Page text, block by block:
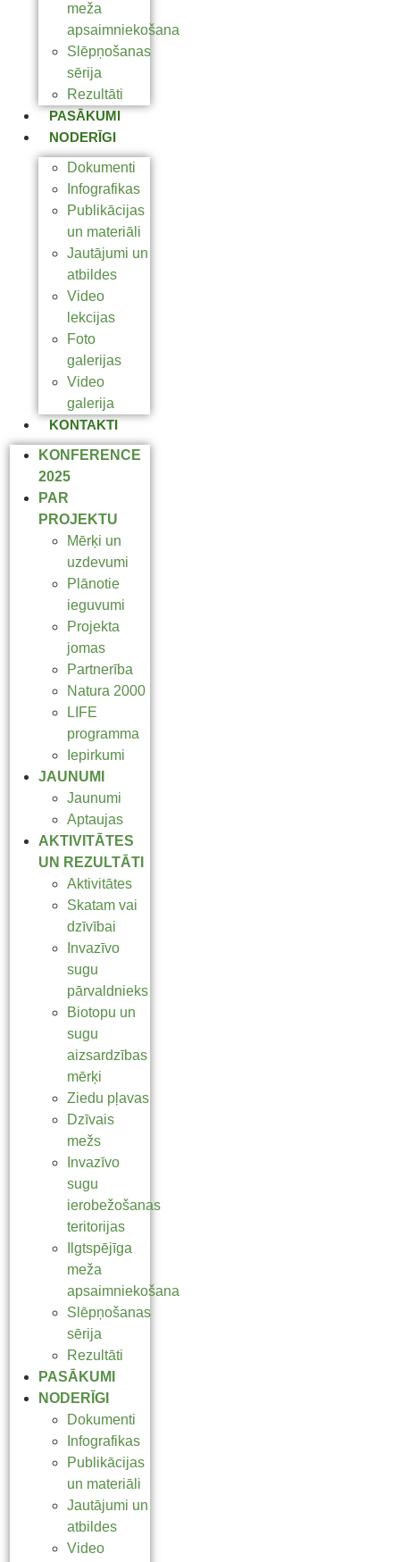
meža
apsaimniekošana
Slēpņošanas
sērija
Rezultāti
PASĀKUMI
NODERĪGI
Dokumenti
Infografikas
Publikācijas
un materiāli
Jautājumi un
atbildes
Video
lekcijas
Foto
galerijas
Video
galerija
KONTAKTI
KONFERENCE
2025
PAR
PROJEKTU
Mērķi un
uzdevumi
Plānotie
ieguvumi
Projekta
jomas
Partnerība
Natura 2000
LIFE
programma
Iepirkumi
JAUNUMI
Jaunumi
Aptaujas
AKTIVITĀTES
UN REZULTĀTI
Aktivitātes
Skatam vai
dzīvībai
Invazīvo
sugu
pārvaldnieks
Biotopu un
sugu
aizsardzības
mērķi
Ziedu pļavas
Dzīvais
mežs
Invazīvo
sugu
ierobežošanas
teritorijas
Ilgtspējīga
meža
apsaimniekošana
Slēpņošanas
sērija
Rezultāti
PASĀKUMI
NODERĪGI
Dokumenti
Infografikas
Publikācijas
un materiāli
Jautājumi un
atbildes
Video